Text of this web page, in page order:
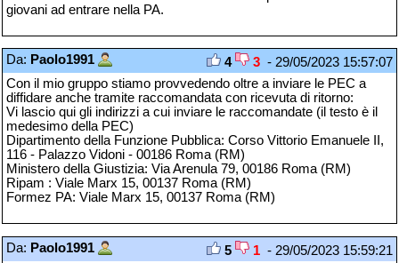
giovani ad entrare nella PA.
Da: Paolo1991 4 3 - 29/05/2023 15:57:07
Con il mio gruppo stiamo provvedendo oltre a inviare le PEC a
diffidare anche tramite raccomandata con ricevuta di ritorno:
Vi lascio qui gli indirizzi a cui inviare le raccomandate (il testo è il
medesimo della PEC)
Dipartimento della Funzione Pubblica: Corso Vittorio Emanuele II,
116 - Palazzo Vidoni - 00186 Roma (RM)
Ministero della Giustizia: Via Arenula 79, 00186 Roma (RM)
Ripam : Viale Marx 15, 00137 Roma (RM)
Formez PA: Viale Marx 15, 00137 Roma (RM)
Da: Paolo1991 5 1 - 29/05/2023 15:59:21